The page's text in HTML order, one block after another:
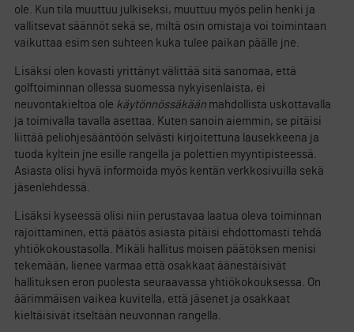
ole. Kun tila muuttuu julkiseksi, muuttuu myös pelin henki ja
vallitsevat säännöt sekä se, miltä osin omistaja voi toimintaan
vaikuttaa esim sen suhteen kuka tulee paikan päälle jne.
Lisäksi olen kovasti yrittänyt välittää sitä sanomaa, että
golftoiminnan ollessa suomessa nykyisenlaista, ei
neuvontakieltoa ole käytönnössäkään mahdollista uskottavalla
ja toimivalla tavalla asettaa. Kuten sanoin aiemmin, se pitäisi
liittää peliohjesääntöön selvästi kirjoitettuna lausekkeena ja
tuoda kyltein jne esille rangella ja polettien myyntipisteessä.
Asiasta olisi hyvä informoida myös kentän verkkosivuilla sekä
jäsenlehdessä.
Lisäksi kyseessä olisi niin perustavaa laatua oleva toiminnan
rajoittaminen, että päätös asiasta pitäisi ehdottomasti tehdä
yhtiökokoustasolla. Mikäli hallitus moisen päätöksen menisi
tekemään, lienee varmaa että osakkaat äänestäisivät
hallituksen eron puolesta seuraavassa yhtiökokouksessa. On
äärimmäisen vaikea kuvitella, että jäsenet ja osakkaat
kieltäisivät itseltään neuvonnan rangella.